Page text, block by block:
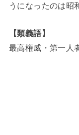
うになったのは昭
【類義語】
最高権威・第一人